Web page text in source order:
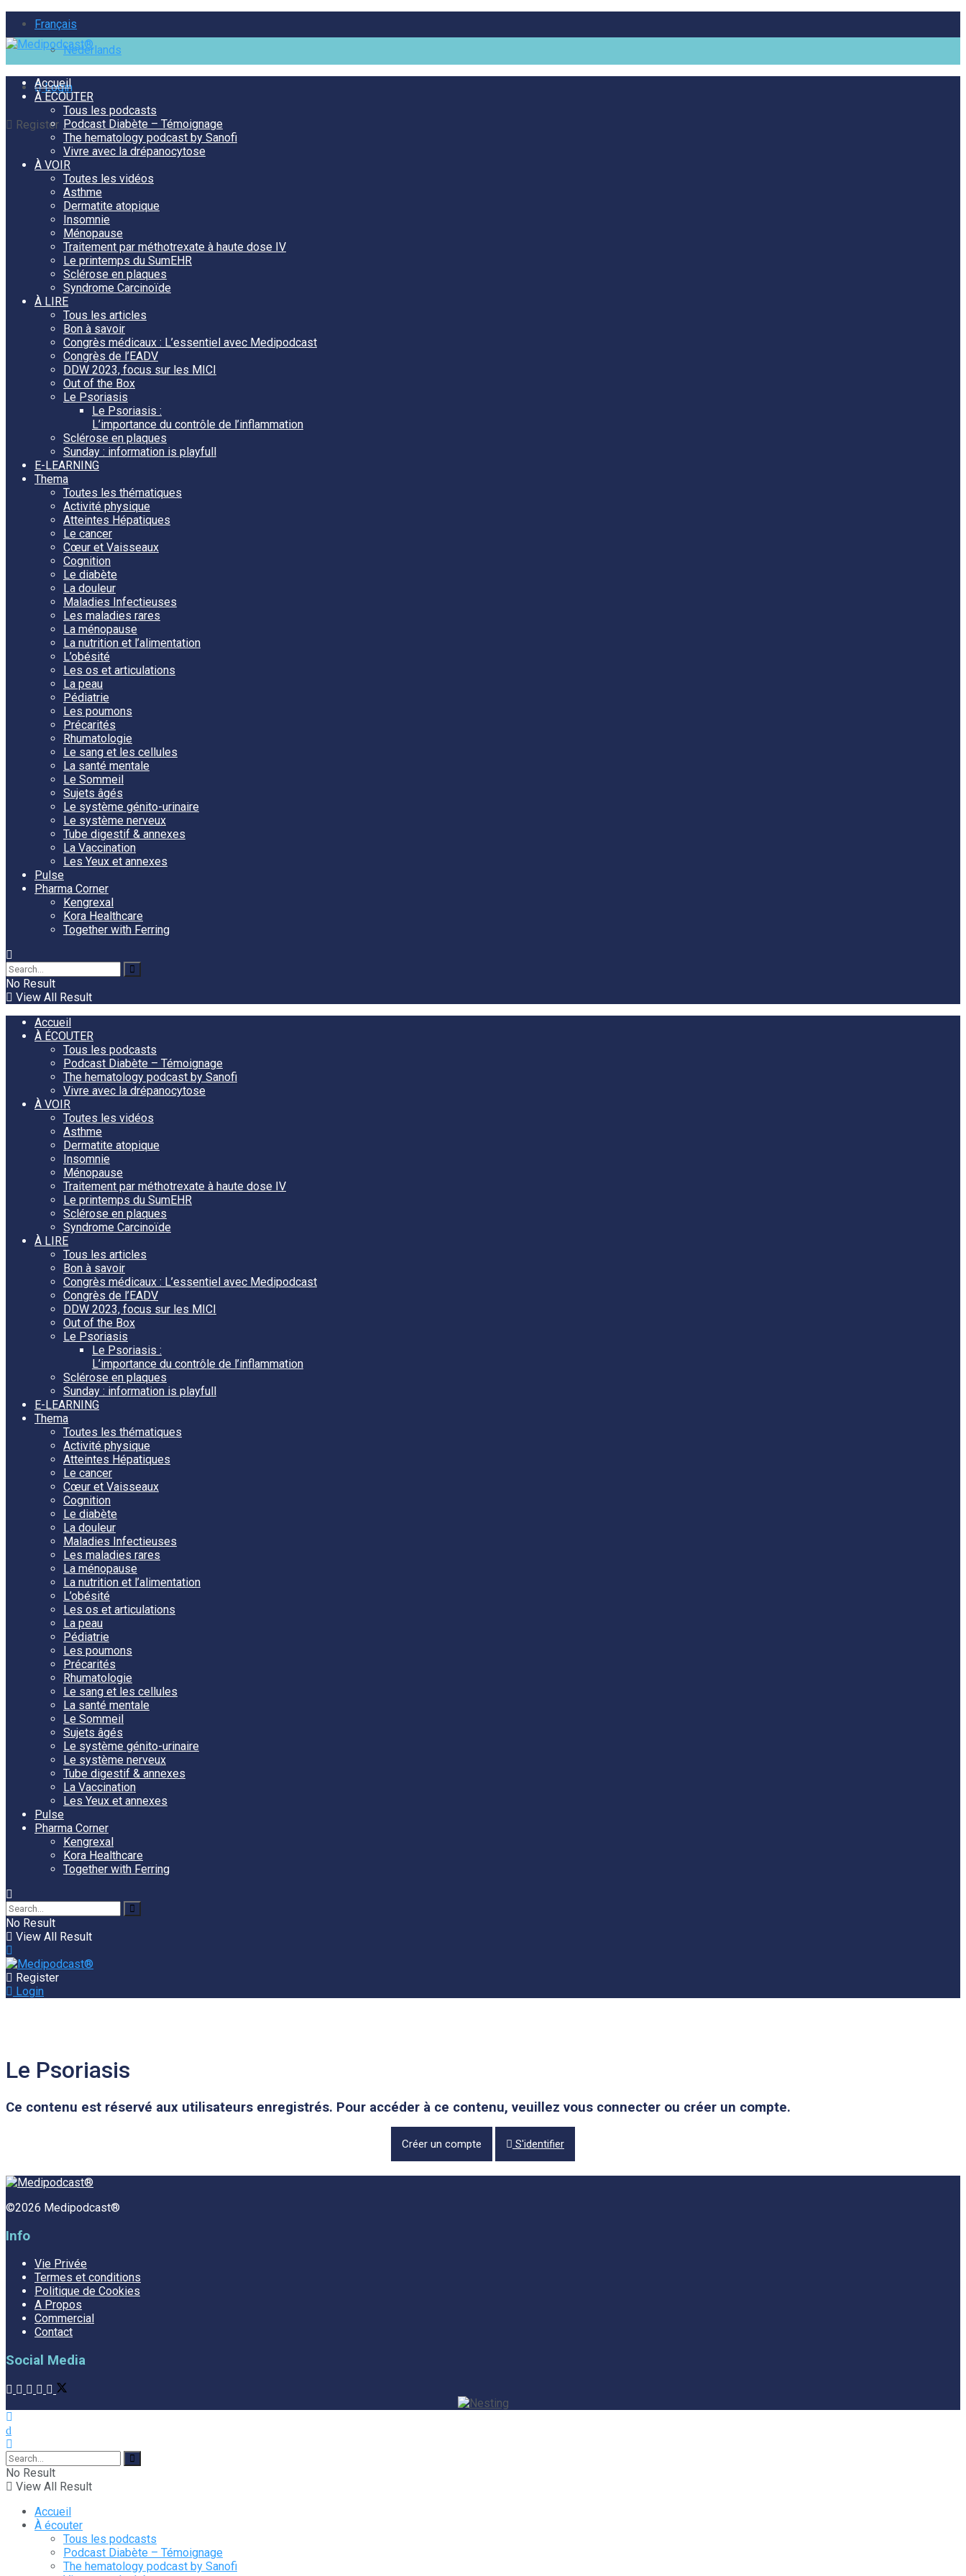
Français
Nederlands
Login
Register
Accueil
À ÉCOUTER
Tous les podcasts
Podcast Diabète – Témoignage
The hematology podcast by Sanofi
Vivre avec la drépanocytose
À VOIR
Toutes les vidéos
Asthme
Dermatite atopique
Insomnie
Ménopause
Traitement par méthotrexate à haute dose IV
Le printemps du SumEHR
Sclérose en plaques
Syndrome Carcinoïde
À LIRE
Tous les articles
Bon à savoir
Congrès médicaux : L’essentiel avec Medipodcast
Congrès de l’EADV
DDW 2023, focus sur les MICI
Out of the Box
Le Psoriasis
Le Psoriasis :
L’importance du contrôle de l’inflammation
Sclérose en plaques
Sunday : information is playfull
E-LEARNING
Thema
Toutes les thématiques
Activité physique
Atteintes Hépatiques
Le cancer
Cœur et Vaisseaux
Cognition
Le diabète
La douleur
Maladies Infectieuses
Les maladies rares
La ménopause
La nutrition et l’alimentation
L’obésité
Les os et articulations
La peau
Pédiatrie
Les poumons
Précarités
Rhumatologie
Le sang et les cellules
La santé mentale
Le Sommeil
Sujets âgés
Le système génito-urinaire
Le système nerveux
Tube digestif & annexes
La Vaccination
Les Yeux et annexes
Pulse
Pharma Corner
Kengrexal
Kora Healthcare
Together with Ferring
No Result
View All Result
Accueil
À ÉCOUTER
Tous les podcasts
Podcast Diabète – Témoignage
The hematology podcast by Sanofi
Vivre avec la drépanocytose
À VOIR
Toutes les vidéos
Asthme
Dermatite atopique
Insomnie
Ménopause
Traitement par méthotrexate à haute dose IV
Le printemps du SumEHR
Sclérose en plaques
Syndrome Carcinoïde
À LIRE
Tous les articles
Bon à savoir
Congrès médicaux : L’essentiel avec Medipodcast
Congrès de l’EADV
DDW 2023, focus sur les MICI
Out of the Box
Le Psoriasis
Le Psoriasis :
L’importance du contrôle de l’inflammation
Sclérose en plaques
Sunday : information is playfull
E-LEARNING
Thema
Toutes les thématiques
Activité physique
Atteintes Hépatiques
Le cancer
Cœur et Vaisseaux
Cognition
Le diabète
La douleur
Maladies Infectieuses
Les maladies rares
La ménopause
La nutrition et l’alimentation
L’obésité
Les os et articulations
La peau
Pédiatrie
Les poumons
Précarités
Rhumatologie
Le sang et les cellules
La santé mentale
Le Sommeil
Sujets âgés
Le système génito-urinaire
Le système nerveux
Tube digestif & annexes
La Vaccination
Les Yeux et annexes
Pulse
Pharma Corner
Kengrexal
Kora Healthcare
Together with Ferring
No Result
View All Result
Register
Login
Le Psoriasis
Ce contenu est réservé aux utilisateurs enregistrés. Pour accéder à ce contenu, veuillez vous connecter ou créer un compte.
Créer un compte S'identifier
©2026 Medipodcast®
Info
Vie Privée
Termes et conditions
Politique de Cookies
A Propos
Commercial
Contact
Social Media
No Result
View All Result
Accueil
À écouter
Tous les podcasts
Podcast Diabète – Témoignage
The hematology podcast by Sanofi